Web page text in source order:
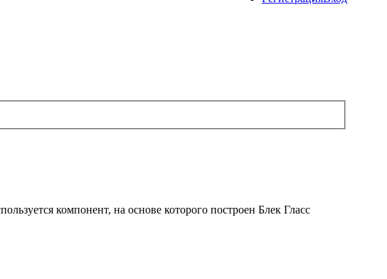
компонент, на основе которого построен Блек Гласс